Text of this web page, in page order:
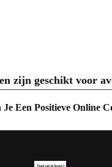
zijn geschikt voor
Je Een Positieve Online